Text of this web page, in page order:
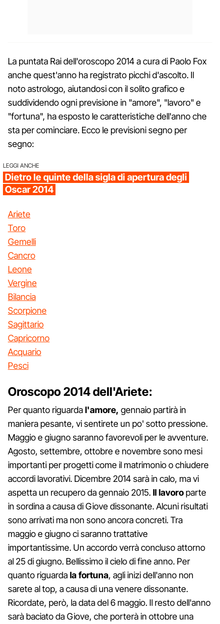
La puntata Rai dell'oroscopo 2014 a cura di Paolo Fox
anche quest'anno ha registrato picchi d'ascolto. Il
noto astrologo, aiutandosi con il solito grafico e
suddividendo ogni previsione in "amore", "lavoro" e
"fortuna", ha esposto le caratteristiche dell'anno che
sta per cominciare. Ecco le previsioni segno per
segno:
LEGGI ANCHE
Dietro le quinte della sigla di apertura degli
Oscar 2014
Ariete
Toro
Gemelli
Cancro
Leone
Vergine
Bilancia
Scorpione
Sagittario
Capricorno
Acquario
Pesci
Oroscopo 2014 dell'Ariete:
Per quanto riguardal'amore, gennaio partirà in
maniera pesante, vi sentirete un po' sotto pressione.
Maggio e giugno saranno favorevoli per le avventure.
Agosto, settembre, ottobre e novembre sono mesi
importanti per progetti come il matrimonio o chiudere
accordi lavorativi. Dicembre 2014 sarà in calo, ma vi
aspetta un recupero da gennaio 2015.Il lavoro parte
in sordina a causa di Giove dissonante. Alcuni risultati
sono arrivati ma non sono ancora concreti. Tra
maggio e giugno ci saranno trattative
importantissime. Un accordo verrà concluso attorno
al 25 di giugno. Bellissimo il cielo di fine anno. Per
quanto riguardala fortuna, agli inizi dell'anno non
sarete al top, a causa di una venere dissonante.
Ricordate, però, la data del 6 maggio. Il resto dell'anno
sarà baciato da Giove, che porterà in ottobre una